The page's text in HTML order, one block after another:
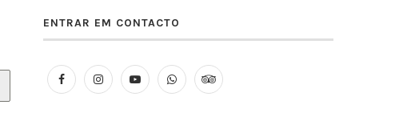
ENTRAR EM CONTACTO